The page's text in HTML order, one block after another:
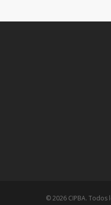
© 2026 CIPBA.